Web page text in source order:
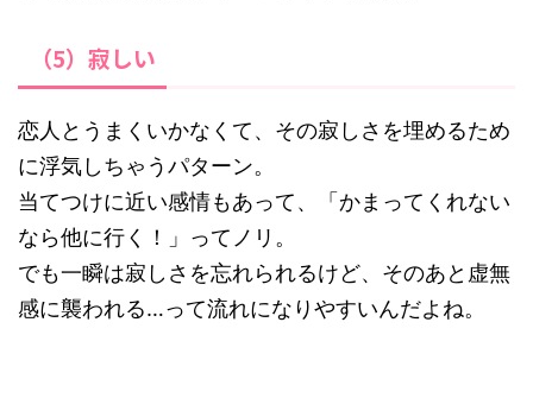
（5）寂しい
恋人とうまくいかなくて、その寂しさを埋めるため
に浮気しちゃうパターン。
当てつけに近い感情もあって、「かまってくれない
なら他に行く！」ってノリ。
でも一瞬は寂しさを忘れられるけど、そのあと虚無
感に襲われる…って流れになりやすいんだよね。